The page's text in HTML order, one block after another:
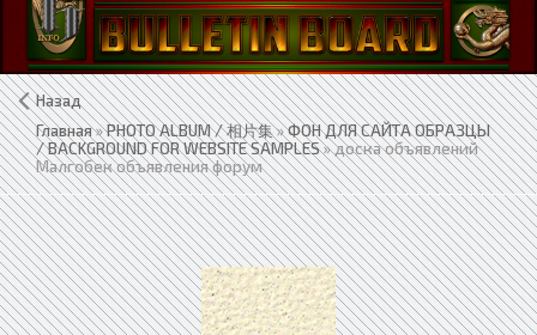
Назад
Главная»PHOTO ALBUM / 相片集»ФОН ДЛЯ САЙТА ОБРАЗЦЫ
/ BACKGROUND FOR WEBSITE SAMPLES» доска объявлений
Малгобек объявления форум